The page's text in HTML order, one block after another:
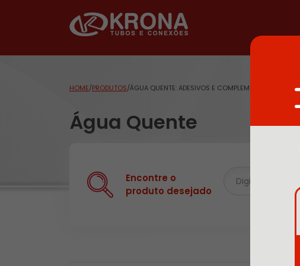
HOME/PRODUTOS/ÁGUA QUENTE: ADESIVOS E COMPLEMENTOS
Água Quente
Encontre o
produto desejado